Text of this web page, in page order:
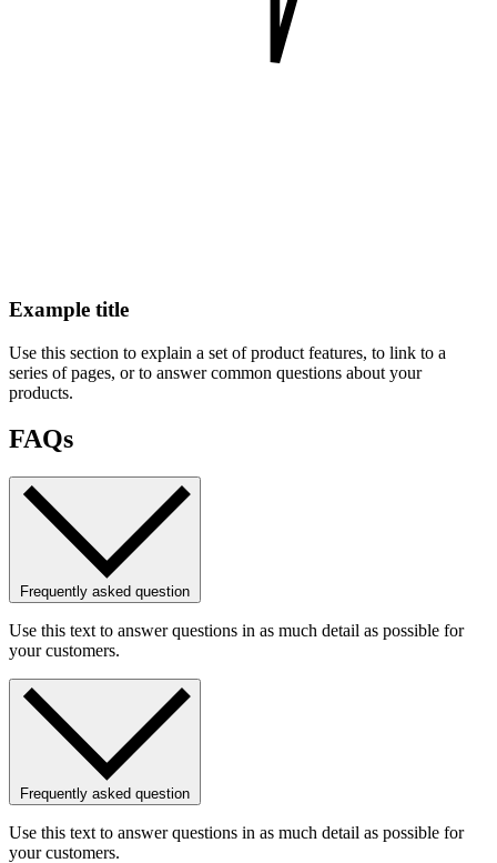
Example title
Use this section to explain a set of product features, to link to a
series of pages, or to answer common questions about your
products.
FAQs
Frequently asked question
Use this text to answer questions in as much detail as possible for
your customers.
Frequently asked question
Use this text to answer questions in as much detail as possible for
your customers.